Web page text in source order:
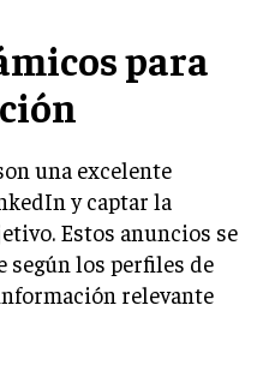
AMBIENTE
TECNOLÓGICA
Y BUSINESS
para
una excelente
y captar la
Estos anuncios se
según los perfiles de
relevante